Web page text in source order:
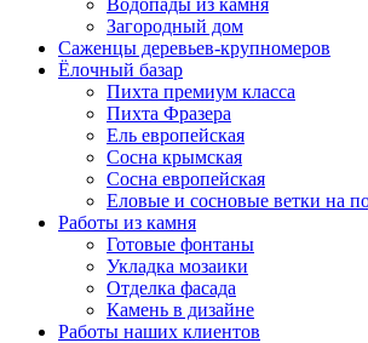
Загородный дом
Саженцы деревьев-крупномеров
Ёлочный базар
Пихта премиум класса
Пихта Фразера
Ель европейская
Сосна крымская
Сосна европейская
Еловые и сосновые ветки на
Работы из камня
Готовые фонтаны
Укладка мозаики
Отделка фасада
Камень в дизайне
Работы наших клиентов